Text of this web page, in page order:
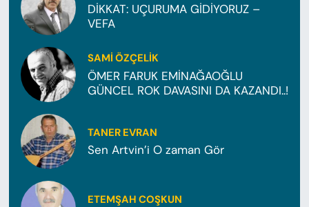
DİKKAT: UÇURUMA GİDİYORUZ –
VEFA
SAMI ÖZÇELIK
ÖMER FARUK EMİNAĞAOĞLU
GÜNCEL ROK DAVASINI DA KAZANDI..!
TANER EVRAN
Sen Artvin’i O zaman Gör
ETEMŞAH COŞKUN